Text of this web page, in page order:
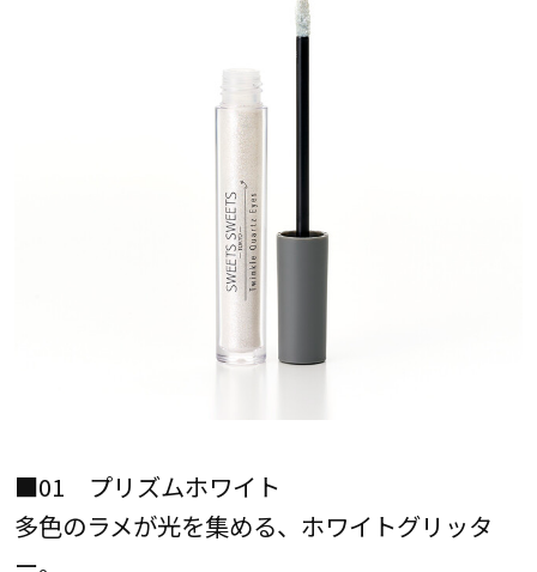
■01 プリズムホワイト
多色のラメが光を集める、ホワイトグリッタ
ー。